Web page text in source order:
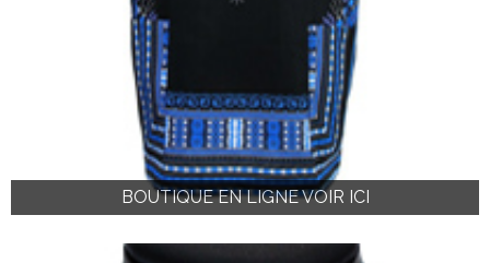
BOUTIQUE EN LIGNE VOIR ICI